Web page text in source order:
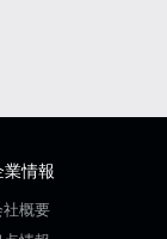
業情報
社概要